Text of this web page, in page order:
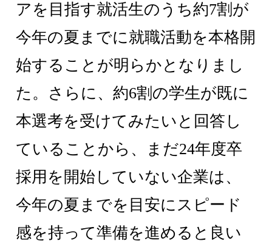
アを目指す就活生のうち約7割が
今年の夏までに就職活動を本格開
始することが明らかとなりまし
た。さらに、約6割の学生が既に
本選考を受けてみたいと回答し
ていることから、まだ24年度卒
採用を開始していない企業は、
今年の夏までを目安にスピード
感を持って準備を進めると良い